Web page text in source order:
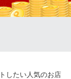
したい人気のお店